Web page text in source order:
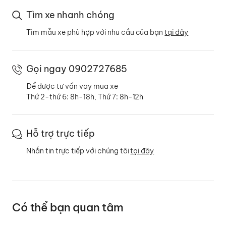
Tìm xe nhanh chóng
Tìm mẫu xe phù hợp với nhu cầu của bạntại đây
Gọi ngay 0902727685
Để được tư vấn vay mua xe
Thứ 2-thứ 6: 8h-18h, Thứ 7: 8h-12h
Hỗ trợ trực tiếp
Nhắn tin trực tiếp với chúng tôitại đây
Có thể bạn quan tâm